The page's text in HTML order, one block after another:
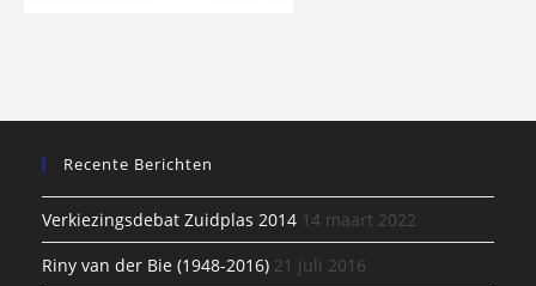
Recente Berichten
Verkiezingsdebat Zuidplas 2014 14 maart 2022
Riny van der Bie (1948-2016) 21 juli 2016